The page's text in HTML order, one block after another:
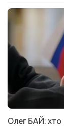
Олег БАЙ: